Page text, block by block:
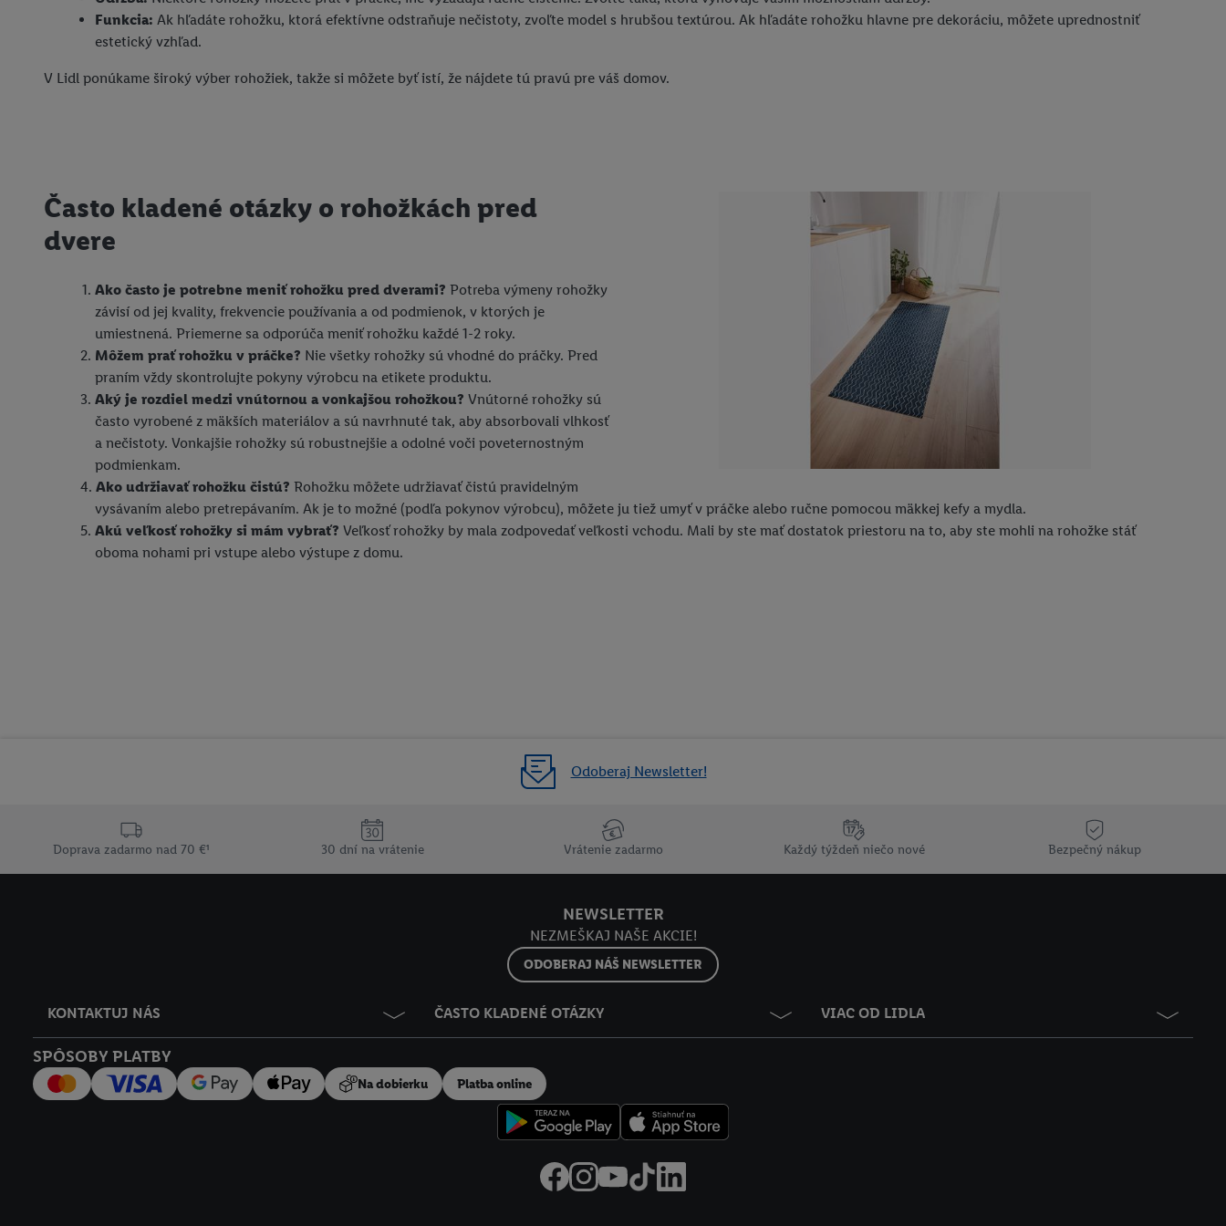
Funkcia: Ak hľadáte rohožku, ktorá efektívne odstraňuje nečistoty, zvoľte model s hrubšou textúrou. Ak hľadáte rohožku hlavne pre dekoráciu, môžete uprednostniť
estetický vzhľad.
V Lidl ponúkame široký výber rohožiek, takže si môžete byť istí, že nájdete tú pravú pre váš domov.
Často kladené otázky o rohožkách pred
dvere
Ako často je potrebne meniť rohožku pred dverami? Potreba výmeny rohožky
závisí od jej kvality, frekvencie používania a od podmienok, v ktorých je
umiestnená. Priemerne sa odporúča meniť rohožku každé 1-2 roky.
Môžem prať rohožku v práčke? Nie všetky rohožky sú vhodné do práčky. Pred
praním vždy skontrolujte pokyny výrobcu na etikete produktu.
Aký je rozdiel medzi vnútornou a vonkajšou rohožkou? Vnútorné rohožky sú
často vyrobené z mäkších materiálov a sú navrhnuté tak, aby absorbovali vlhkosť
a nečistoty. Vonkajšie rohožky sú robustnejšie a odolné voči poveternostným
podmienkam.
Ako udržiavať rohožku čistú? Rohožku môžete udržiavať čistú pravidelným
vysávaním alebo pretrepávaním. Ak je to možné (podľa pokynov výrobcu), môžete ju tiež umyť v práčke alebo ručne pomocou mäkkej kefy a mydla.
Akú veľkosť rohožky si mám vybrať? Veľkosť rohožky by mala zodpovedať veľkosti vchodu. Mali by ste mať dostatok priestoru na to, aby ste mohli na rohožke stáť
oboma nohami pri vstupe alebo výstupe z domu.
Odoberaj Newsletter!
Doprava zadarmo nad 70 €¹ 30 dní na vrátenie Vrátenie zadarmo Každý týždeň niečo nové Bezpečný nákup
NEWSLETTER
NEZMEŠKAJ NAŠE AKCIE!
ODOBERAJ NÁŠ NEWSLETTER
KONTAKTUJ NÁS ČASTO KLADENÉ OTÁZKY VIAC OD LIDLA
SPÔSOBY PLATBY
Na dobierku Platba online